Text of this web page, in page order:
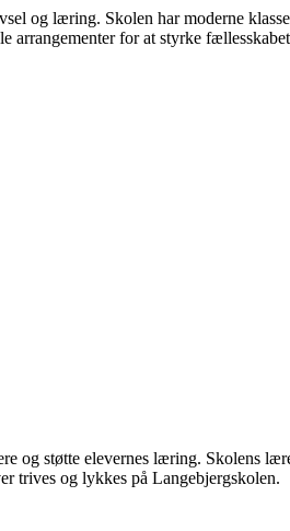
og læring. Skolen har moderne
arrangementer for at styrke
og støtte elevernes læring. Skolens
trives og lykkes på Langebjergskolen.